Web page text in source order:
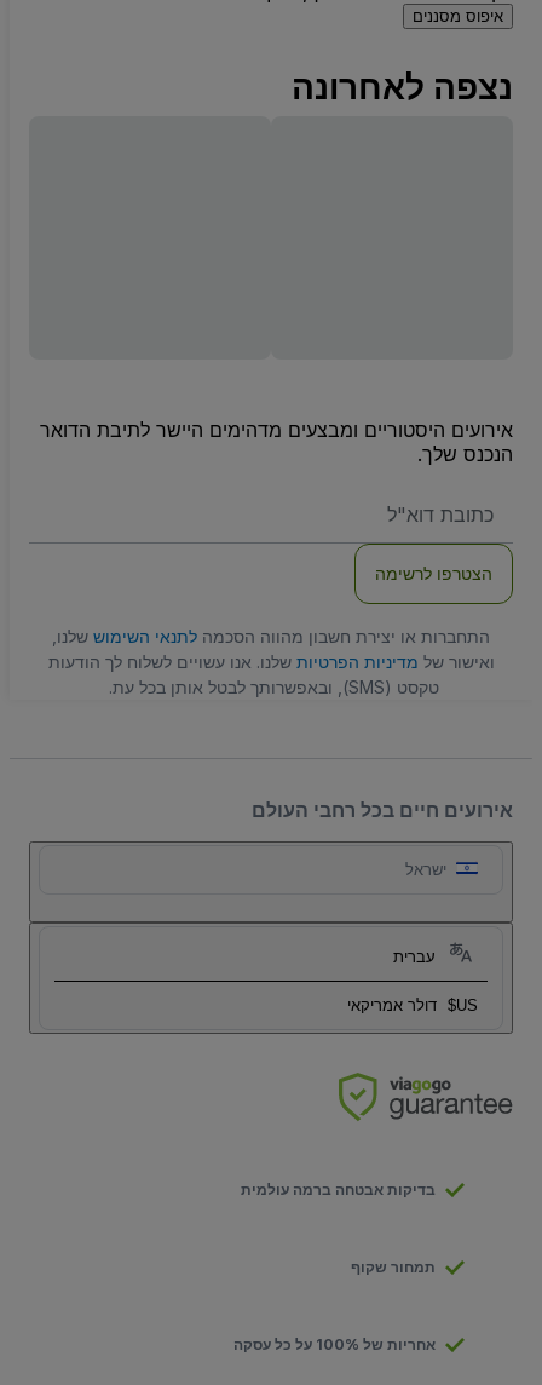
איפוס מסננים
נצפה לאחרונה
אירועים היסטוריים ומבצעים מדהימים היישר לתיבת הדואר
הנכנס שלך.
שלכם
הצטרפו לרשימה
התחברות או יצירת חשבון מהווה הסכמה לתנאי השימוש שלנו,
ואישור של מדיניות הפרטיות שלנו. אנו עשויים לשלוח לך הודעות
טקסט (SMS), ובאפשרותך לבטל אותן בכל עת.
אירועים חיים בכל רחבי העולם
ישראל
עברית
US$ דולר אמריקאי
בדיקות אבטחה ברמה עולמית
תמחור שקוף
אחריות של 100% על כל עסקה